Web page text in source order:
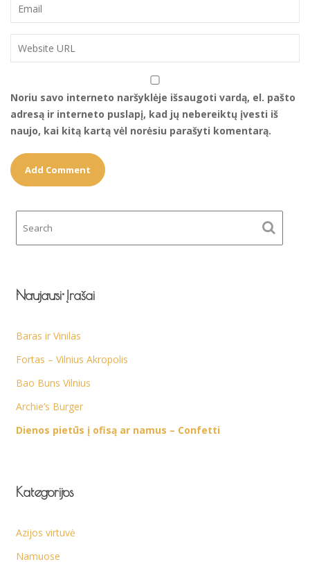
Noriu savo interneto naršyklėje išsaugoti vardą, el. pašto
adresą ir interneto puslapį, kad jų nebereiktų įvesti iš
naujo, kai kitą kartą vėl norėsiu parašyti komentarą.
Naujausi Įrašai
Baras ir Vinilas
Fortas – Vilnius Akropolis
Bao Buns Vilnius
Archie’s Burger
Dienos pietūs į ofisą ar namus – Confetti
Kategorijos
Azijos virtuvė
Namuose